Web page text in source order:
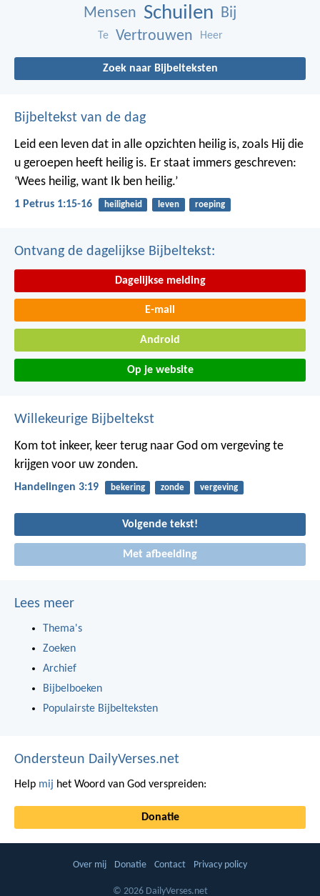
Mensen Schuilen Bij
Te Vertrouwen Heer
Zoek naar Bijbelteksten
Bijbeltekst van de dag
Leid een leven dat in alle opzichten heilig is, zoals Hij die
u geroepen heeft heilig is. Er staat immers geschreven:
‘Wees heilig, want Ik ben heilig.’
1 Petrus 1:15-16 heiligheid leven roeping
Ontvang de dagelijkse Bijbeltekst:
Dagelijkse melding
E-mail
Android
Op je website
Willekeurige Bijbeltekst
Kom tot inkeer, keer terug naar God om vergeving te
krijgen voor uw zonden.
Handelingen 3:19 bekering zonde vergeving
Volgende tekst!
Met afbeelding
Lees meer
Thema's
Zoeken
Archief
Bijbelboeken
Populairste Bijbelteksten
Ondersteun DailyVerses.net
Help mij het Woord van God verspreiden:
Donatie
Over mij Donatie Contact Privacy policy
© 2026 DailyVerses.net